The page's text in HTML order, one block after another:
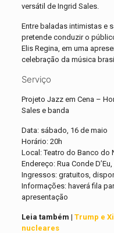
versátil de Ingrid Sales.
Entre baladas intimistas e
pretende conduzir o
Elis Regina, em uma
celebração da música
Serviço
Projeto Jazz em Cena –
Sales e banda
Data: sábado, 16 de maio
Horário: 20h
Local: Teatro do Banco do
Endereço: Rua Conde
Ingressos: gratuitos,
Informações: haverá fila
apresentação
Leia também | Trump e
nucleares